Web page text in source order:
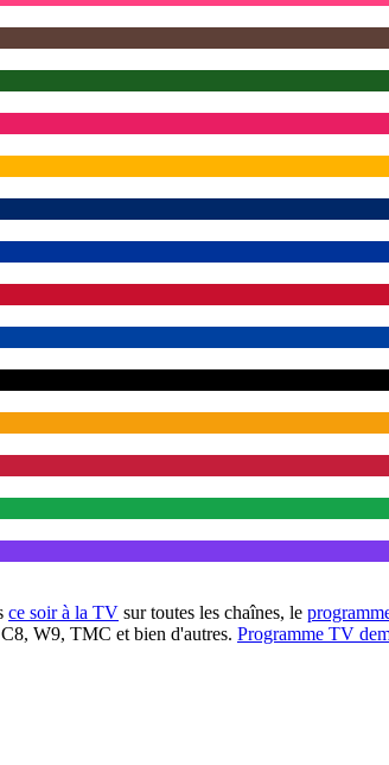
ce soir à la TV sur toutes les chaînes, le
W9, TMC et bien d'autres. Programme TV